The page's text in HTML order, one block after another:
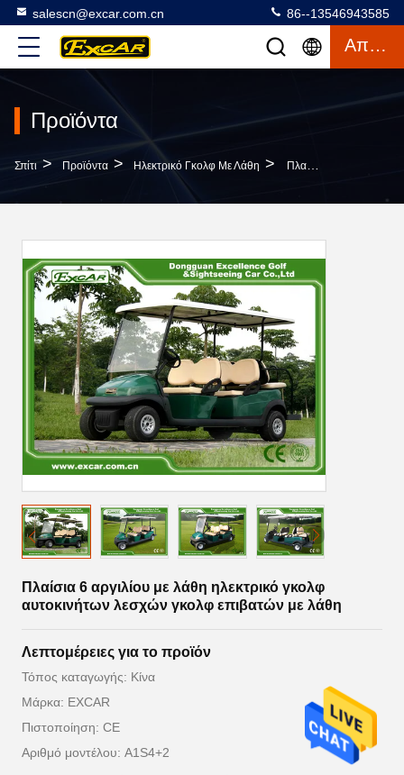
salescn@excar.com.cn 86--13546943585
Απόσπασμα
Προϊόντα
Σπίτι > Προϊόντα > Ηλεκτρικό Γκολφ Με Λάθη > Πλαίσια 6 Αργιλίου Με Λάθη Ηλεκτρικό Γκολφ Αυτοκινήτων Λεσχών Γκολφ Επιβατών Με Λάθη
Πλαίσια 6 αργιλίου με λάθη ηλεκτρικό γκολφ
αυτοκινήτων λεσχών γκολφ επιβατών με λάθη
Λεπτομέρειες για το προϊόν
Τόπος καταγωγής: Κίνα
Μάρκα: EXCAR
Πιστοποίηση: CE
Αριθμό μοντέλου: A1S4+2